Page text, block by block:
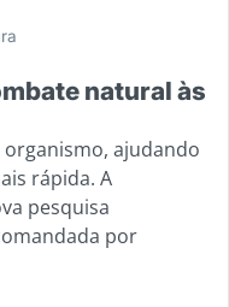
natural às
ajudando
rápida. A
pesquisa
por